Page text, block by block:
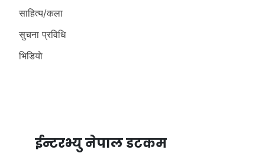
साहित्य/कला
सुचना प्रविधि
भिडियाे
ईन्टरभ्यु नेपाल डटकम